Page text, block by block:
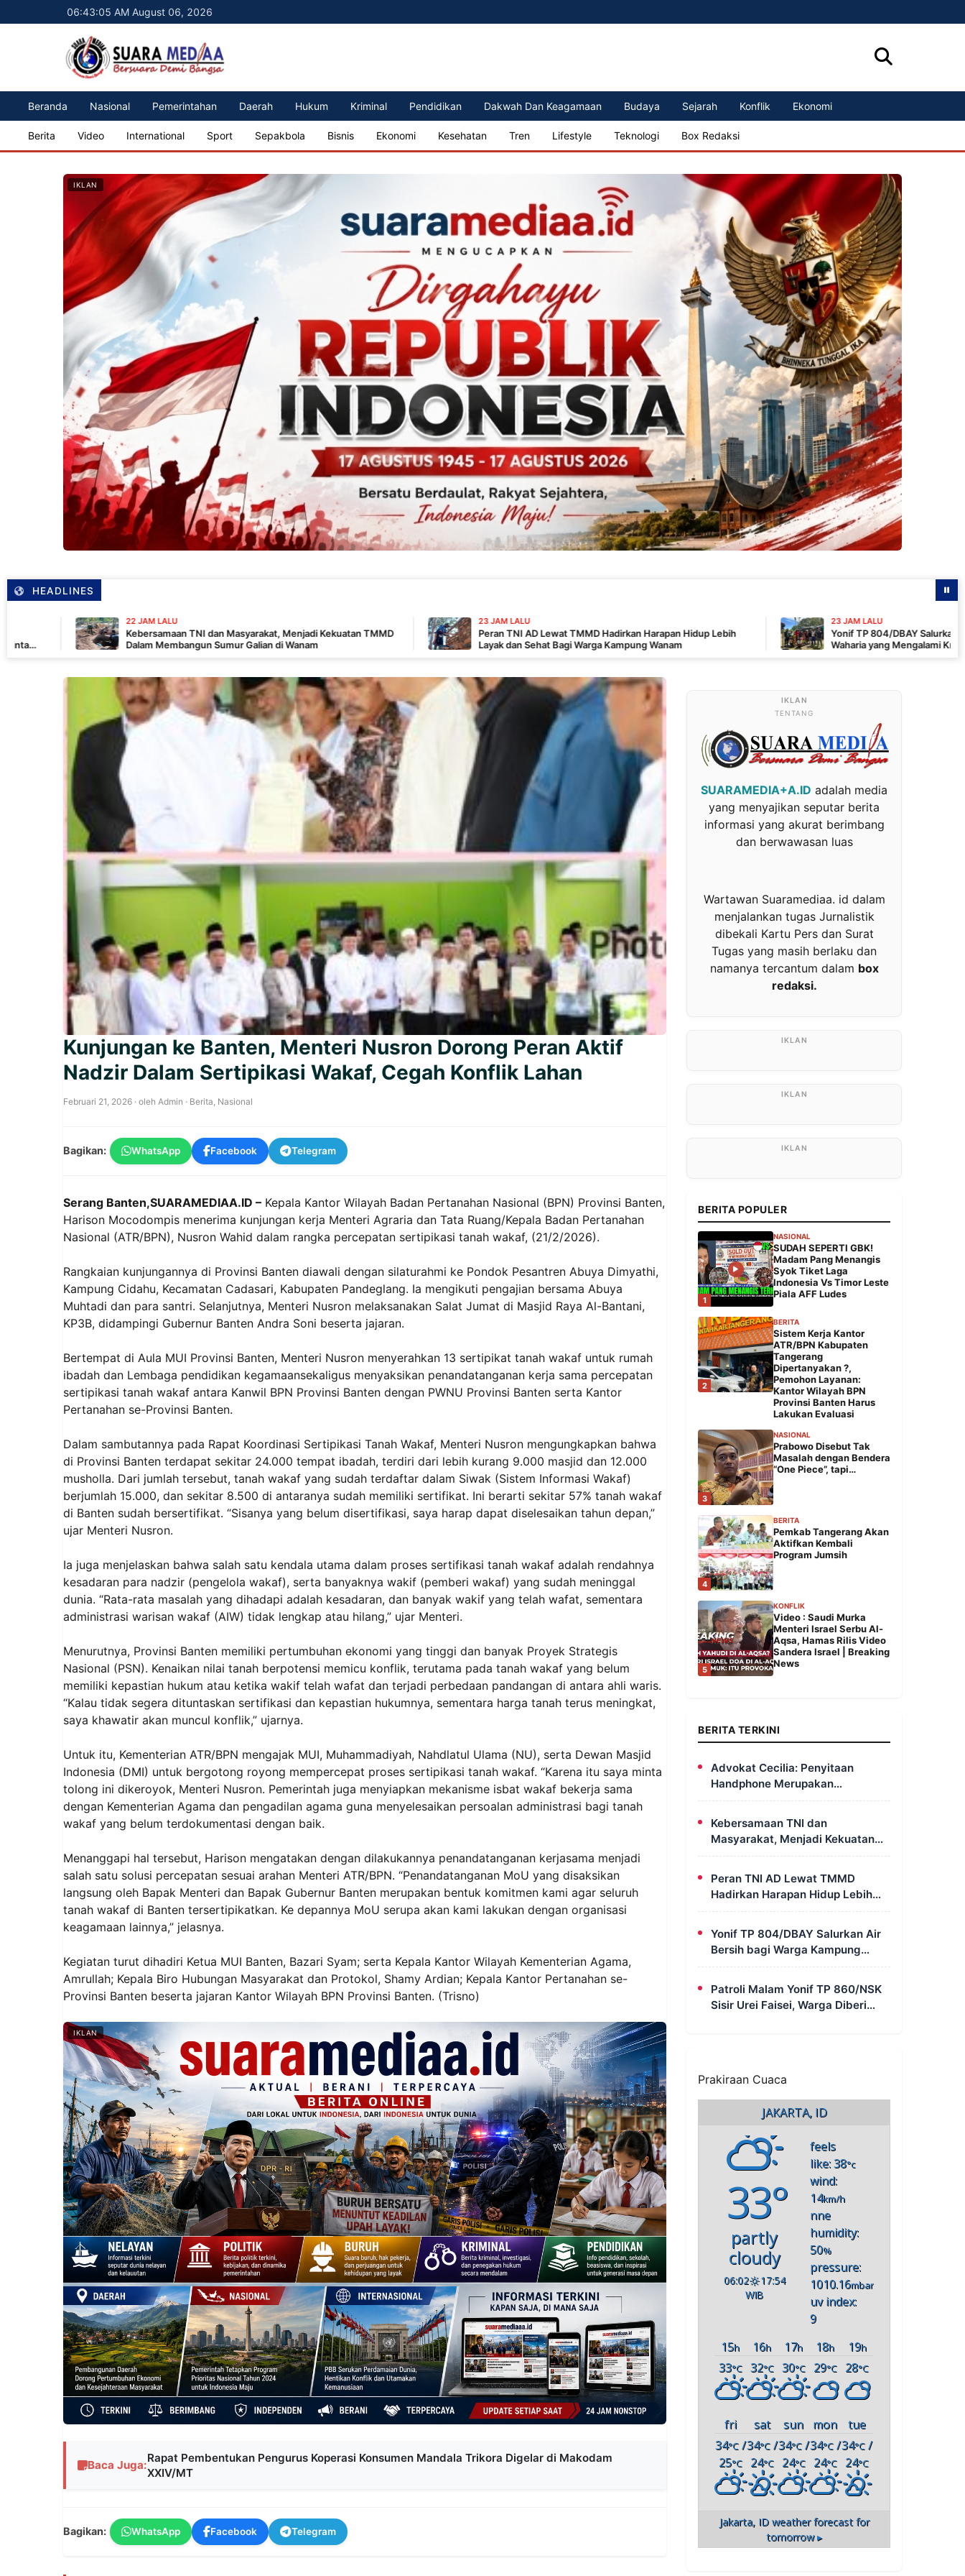
06:43:07 AM August 06, 2026
Beranda Nasional Pemerintahan Daerah Hukum Kriminal Pendidikan Dakwah Dan Keagamaan Budaya Sejarah Konflik Ekonomi
Berita Video International Sport Sepakbola Bisnis Ekonomi Kesehatan Tren Lifestyle Teknologi Box Redaksi
IKLAN
HEADLINES
22 JAM LALU
Kebersamaan TNI dan Masyarakat, Menjadi Kekuatan TMMD
Dalam Membangun Sumur Galian di Wanam
23 JAM LALU
Peran TNI AD Lewat TMMD Hadirkan Harapan Hidup Lebih
Layak dan Sehat Bagi Warga Kampung Wanam
23 JAM LALU
Yonif TP 804/DBAY Salurkan Air Bersih bagi Warga
Waharia yang Mengalami Krisis Air
Kunjungan ke Banten, Menteri Nusron Dorong Peran Aktif
Nadzir Dalam Sertipikasi Wakaf, Cegah Konflik Lahan
Februari 21, 2026 · oleh Admin · Berita Nasional
Bagikan: WhatsApp Facebook Telegram
Serang Banten,SUARAMEDIAA.ID – Kepala Kantor Wilayah Badan Pertanahan Nasional (BPN) Provinsi Banten,
Harison Mocodompis menerima kunjungan kerja Menteri Agraria dan Tata Ruang/Kepala Badan Pertanahan
Nasional (ATR/BPN), Nusron Wahid dalam rangka percepatan sertipikasi tanah wakaf, (21/2/2026).
Rangkaian kunjungannya di Provinsi Banten diawali dengan silaturahmi ke Pondok Pesantren Abuya Dimyathi,
Kampung Cidahu, Kecamatan Cadasari, Kabupaten Pandeglang. Ia mengikuti pengajian bersama Abuya
Muhtadi dan para santri. Selanjutnya, Menteri Nusron melaksanakan Salat Jumat di Masjid Raya Al-Bantani,
KP3B, didampingi Gubernur Banten Andra Soni beserta jajaran.
Bertempat di Aula MUI Provinsi Banten, Menteri Nusron menyerahkan 13 sertipikat tanah wakaf untuk rumah
ibadah dan Lembaga pendidikan kegamaansekaligus menyaksikan penandatanganan kerja sama percepatan
sertipikasi tanah wakaf antara Kanwil BPN Provinsi Banten dengan PWNU Provinsi Banten serta Kantor
Pertanahan se-Provinsi Banten.
Dalam sambutannya pada Rapat Koordinasi Sertipikasi Tanah Wakaf, Menteri Nusron mengungkapkan bahwa
di Provinsi Banten terdapat sekitar 24.000 tempat ibadah, terdiri dari lebih kurang 9.000 masjid dan 12.000
musholla. Dari jumlah tersebut, tanah wakaf yang sudah terdaftar dalam Siwak (Sistem Informasi Wakaf)
berjumlah 15.000, dan sekitar 8.500 di antaranya sudah memiliki sertifikat. Ini berarti sekitar 57% tanah wakaf
di Banten sudah bersertifikat. “Sisanya yang belum disertifikasi, saya harap dapat diselesaikan tahun depan,”
ujar Menteri Nusron.
Ia juga menjelaskan bahwa salah satu kendala utama dalam proses sertifikasi tanah wakaf adalah rendahnya
kesadaran para nadzir (pengelola wakaf), serta banyaknya wakif (pemberi wakaf) yang sudah meninggal
dunia. “Rata-rata masalah yang dihadapi adalah kesadaran, dan banyak wakif yang telah wafat, sementara
administrasi warisan wakaf (AIW) tidak lengkap atau hilang,” ujar Menteri.
Menurutnya, Provinsi Banten memiliki pertumbuhan ekonomi yang tinggi dan banyak Proyek Strategis
Nasional (PSN). Kenaikan nilai tanah berpotensi memicu konflik, terutama pada tanah wakaf yang belum
memiliki kepastian hukum atau ketika wakif telah wafat dan terjadi perbedaan pandangan di antara ahli waris.
“Kalau tidak segera dituntaskan sertifikasi dan kepastian hukumnya, sementara harga tanah terus meningkat,
saya khawatir akan muncul konflik,” ujarnya.
Untuk itu, Kementerian ATR/BPN mengajak MUI, Muhammadiyah, Nahdlatul Ulama (NU), serta Dewan Masjid
Indonesia (DMI) untuk bergotong royong mempercepat proses sertipikasi tanah wakaf. “Karena itu saya minta
tolong ini dikeroyok, Menteri Nusron. Pemerintah juga menyiapkan mekanisme isbat wakaf bekerja sama
dengan Kementerian Agama dan pengadilan agama guna menyelesaikan persoalan administrasi bagi tanah
wakaf yang belum terdokumentasi dengan baik.
Menanggapi hal tersebut, Harison mengatakan dengan dilakukannya penandatanganan kerjasama menjadi
salah satu solusi percepatan sesuai arahan Menteri ATR/BPN. “Penandatanganan MoU yang disaksikan
langsung oleh Bapak Menteri dan Bapak Gubernur Banten merupakan bentuk komitmen kami agar seluruh
tanah wakaf di Banten tersertipikatkan. Ke depannya MoU serupa akan kami lakukan dengan organisasi
keagamaan lainnya,” jelasnya.
Kegiatan turut dihadiri Ketua MUI Banten, Bazari Syam; serta Kepala Kantor Wilayah Kementerian Agama,
Amrullah; Kepala Biro Hubungan Masyarakat dan Protokol, Shamy Ardian; Kepala Kantor Pertanahan se-
Provinsi Banten beserta jajaran Kantor Wilayah BPN Provinsi Banten. (Trisno)
IKLAN
Baca Juga:
Rapat Pembentukan Pengurus Koperasi Konsumen Mandala Trikora Digelar di Makodam
XXIV/MT
Bagikan: WhatsApp Facebook Telegram
TENTANG
SUARAMEDIA+A.ID adalah media
yang menyajikan seputar berita
informasi yang akurat berimbang
dan berwawasan luas
Wartawan Suaramediaa. id dalam
menjalankan tugas Jurnalistik
dibekali Kartu Pers dan Surat
Tugas yang masih berlaku dan
namanya tercantum dalam box
redaksi.
BERITA POPULER
1
NASIONAL
SUDAH SEPERTI GBK!
Madam Pang Menangis
Syok Tiket Laga
Indonesia Vs Timor Leste
Piala AFF Ludes
2
BERITA
Sistem Kerja Kantor
ATR/BPN Kabupaten
Tangerang
Dipertanyakan ?,
Pemohon Layanan:
Kantor Wilayah BPN
Provinsi Banten Harus
Lakukan Evaluasi
3
NASIONAL
Prabowo Disebut Tak
Masalah dengan Bendera
“One Piece”, tapi…
4
BERITA
Pemkab Tangerang Akan
Aktifkan Kembali
Program Jumsih
5
KONFLIK
Video : Saudi Murka
Menteri Israel Serbu Al-
Aqsa, Hamas Rilis Video
Sandera Israel | Breaking
News
BERITA TERKINI
Advokat Cecilia: Penyitaan
Handphone Merupakan
Mekanisme Hukum, Saya Akan
Penyidik dan Tidak Perlu Takut
Kebersamaan TNI dan
Masyarakat, Menjadi Kekuatan
TMMD Dalam Membangun Sumur
Peran TNI AD Lewat TMMD
Hadirkan Harapan Hidup Lebih
Layak dan Sehat Bagi Warga
Kampung Wanam
Yonif TP 804/DBAY Salurkan Air
Bersih bagi Warga Kampung
Waharia yang Mengalami Krisis
Patroli Malam Yonif TP 860/NSK
Sisir Urei Faisei, Warga Diberi
Prakiraan Cuaca
JAKARTA, ID
33°
partly
cloudy
06:02
17:54
WIB
feels
like: 38°c
wind:
14km/h
nne
humidity:
50%
pressure:
1010.16mbar
uv index:
9
15h 16h 17h 18h 19h
33°C 32°C 30°C 29°C 28°C
fri sat sun mon
tue
34°C/
25°C
34°C/
24°C
34°C/
24°C
34°C/
24°C
34°C /
24°C
Jakarta, IDweather forecast for
tomorrow ▸